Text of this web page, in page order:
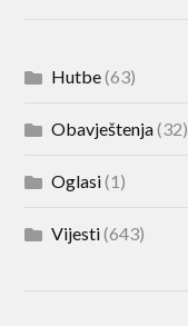
Hutbe(63)
Obavještenja(32)
Oglasi(1)
Vijesti(643)